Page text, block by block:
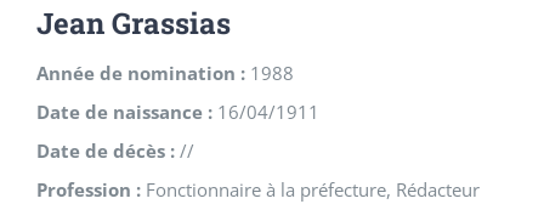
Jean Grassias
Année de nomination : 1988
Date de naissance : 16/04/1911
Date de décès : //
Profession : Fonctionnaire à la préfecture, Rédacteur